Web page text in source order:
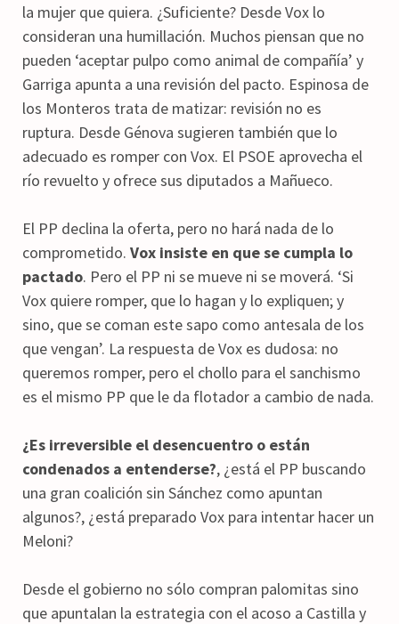
la mujer que quiera. ¿Suficiente? Desde Vox lo
consideran una humillación. Muchos piensan que no
pueden ‘aceptar pulpo como animal de compañía’ y
Garriga apunta a una revisión del pacto. Espinosa de
los Monteros trata de matizar: revisión no es
ruptura. Desde Génova sugieren también que lo
adecuado es romper con Vox. El PSOE aprovecha el
río revuelto y ofrece sus diputados a Mañueco.
El PP declina la oferta, pero no hará nada de lo
comprometido. Vox insiste en que se cumpla lo
pactado. Pero el PP ni se mueve ni se moverá. ‘Si
Vox quiere romper, que lo hagan y lo expliquen; y
sino, que se coman este sapo como antesala de los
que vengan’. La respuesta de Vox es dudosa: no
queremos romper, pero el chollo para el sanchismo
es el mismo PP que le da flotador a cambio de nada.
¿Es irreversible el desencuentro o están
condenados a entenderse?, ¿está el PP buscando
una gran coalición sin Sánchez como apuntan
algunos?, ¿está preparado Vox para intentar hacer un
Meloni?
Desde el gobierno no sólo compran palomitas sino
que apuntalan la estrategia con el acoso a Castilla y